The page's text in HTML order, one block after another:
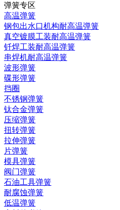
弹簧专区
高温弹簧
钢包出水口机构耐高温弹簧
真空镀膜工装耐高温弹簧
钎焊工装耐高温弹簧
串焊机耐高温弹簧
波形弹簧
碟形弹簧
挡圈
不锈钢弹簧
钛合金弹簧
压缩弹簧
扭转弹簧
拉伸弹簧
片弹簧
模具弹簧
阀门弹簧
石油工具弹簧
耐腐蚀弹簧
低温弹簧